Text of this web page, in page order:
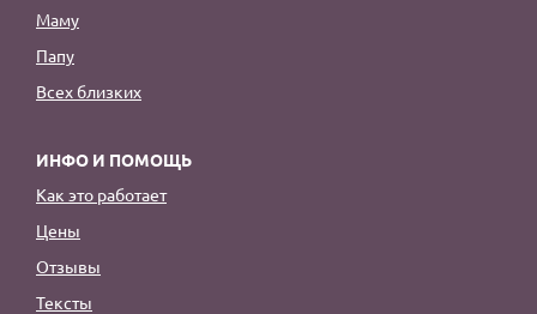
Маму
Папу
Всех близких
ИНФО И ПОМОЩЬ
Как это работает
Цены
Отзывы
Тексты